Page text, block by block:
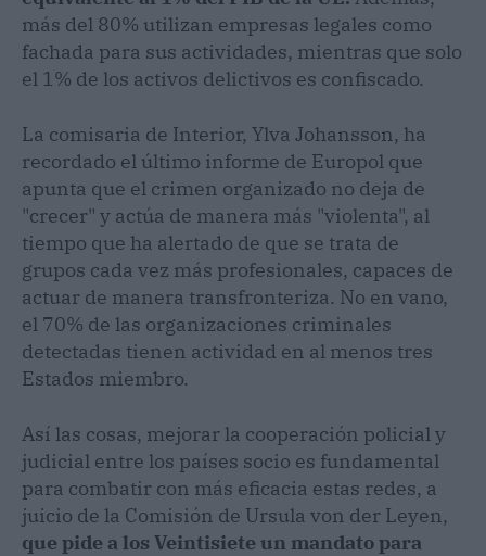
más del 80% utilizan empresas legales como
fachada para sus actividades, mientras que solo
el 1% de los activos delictivos es confiscado.
La comisaria de Interior, Ylva Johansson, ha
recordado el último informe de Europol que
apunta que el crimen organizado no deja de
"crecer" y actúa de manera más "violenta", al
tiempo que ha alertado de que se trata de
grupos cada vez más profesionales, capaces de
actuar de manera transfronteriza. No en vano,
el 70% de las organizaciones criminales
detectadas tienen actividad en al menos tres
Estados miembro.
Así las cosas, mejorar la cooperación policial y
judicial entre los países socio es fundamental
para combatir con más eficacia estas redes, a
juicio de la Comisión de Ursula von der Leyen,
que pide a los Veintisiete un mandato para